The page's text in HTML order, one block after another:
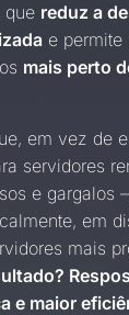
que reduz a
e permite
mais perto
em vez de
servidores
e gargalos
em
mais
e maior